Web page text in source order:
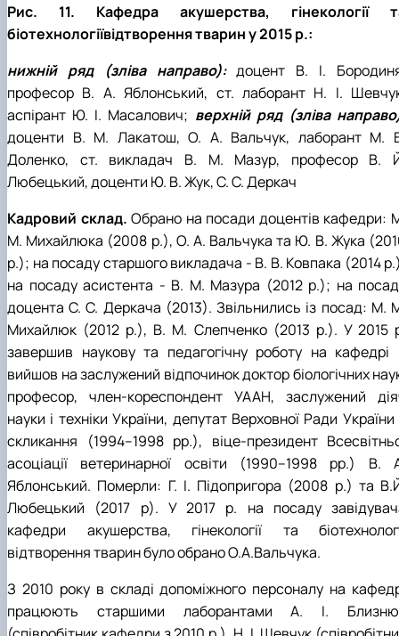
Рис. 11. Кафедра акушерства, гінекології
біотехнологіївідтворення тварин у 2015 р.:
нижній ряд (зліва направо):доцент В. І.
професор В. А. Яблонський, ст. лаборант Н. І.
аспірант Ю. І. Масалович; верхній ряд (зліва
доценти В. М. Лакатош, О. А. Вальчук, лаборант М.
Доленко, ст. викладач В. М. Мазур, професор В.
Любецький, доценти Ю. В. Жук, С. С. Деркач
Кадровий склад.Обрано на посади доцентів кафедри:
М. Михайлюка (2008 р.), О. А. Вальчука та Ю. В. Жука
р.); на посаду старшого викладача - В. В. Ковпака (2014
на посаду асистента - В. М. Мазура (2012 р.); на
доцента С. С. Деркача (2013). Звільнились із посад: М.
Михайлюк (2012 р.), В. М. Слепченко (2013 р.). У 2015
завершив наукову та педагогічну роботу на кафедрі
вийшов на заслужений відпочинок доктор біологічних
професор, член-кореспондент УААН, заслужений
науки і техніки України, депутат Верховної Ради України
скликання (1994–1998 рр.), віце-президент
асоціації ветеринарної освіти (1990–1998 рр.) В.
Яблонський. Померли: Г. І. Підопригора (2008 р.) та
Любецький (2017 р). У 2017 р. на посаду
кафедри акушерства, гінекології та
відтворення тварин було обрано О.А.Вальчука.
З 2010 року в складі допоміжного персоналу на
працюють старшими лаборантами А. І.